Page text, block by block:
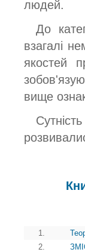
людей.
До
взагалі
якостей
вище
1.
2.